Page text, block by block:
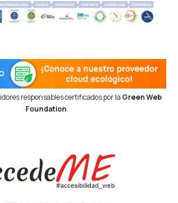
responsables certificados por la Green Web
Foundation